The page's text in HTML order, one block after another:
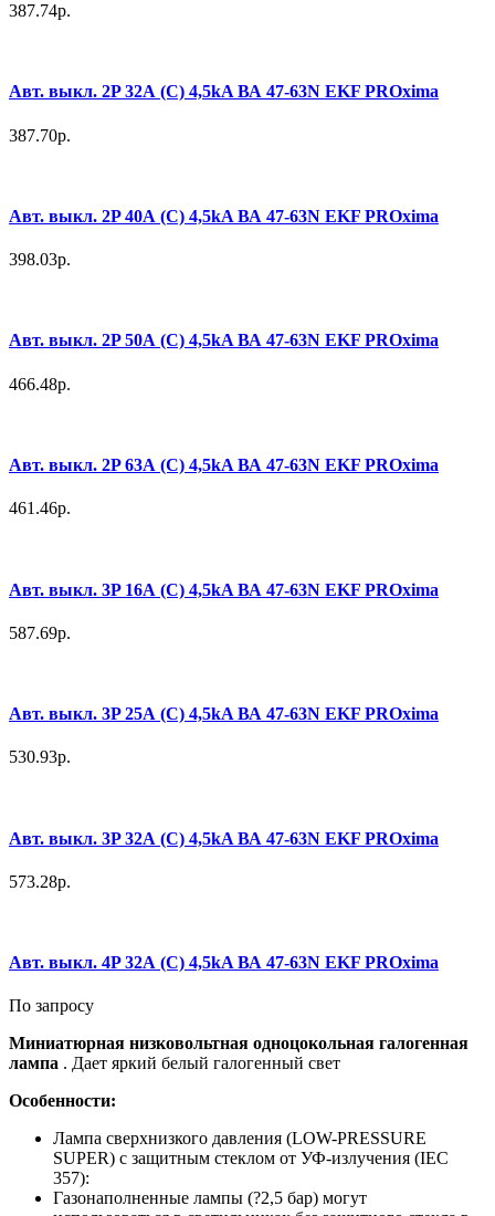
387.74р.
Авт. выкл. 2P 32А (C) 4,5kA ВА 47-63N EKF PROxima
387.70р.
Авт. выкл. 2P 40А (C) 4,5kA ВА 47-63N EKF PROxima
398.03р.
Авт. выкл. 2P 50А (C) 4,5kA ВА 47-63N EKF PROxima
466.48р.
Авт. выкл. 2P 63А (C) 4,5kA ВА 47-63N EKF PROxima
461.46р.
Авт. выкл. 3P 16А (C) 4,5kA ВА 47-63N EKF PROxima
587.69р.
Авт. выкл. 3P 25А (C) 4,5kA ВА 47-63N EKF PROxima
530.93р.
Авт. выкл. 3P 32А (C) 4,5kA ВА 47-63N EKF PROxima
573.28р.
Авт. выкл. 4P 32А (C) 4,5kA ВА 47-63N EKF PROxima
По запросу
Миниатюрная низковольтная одноцокольная галогенная
лампа . Дает яркий белый галогенный свет
Особенности:
Лампа сверхнизкого давления (LOW-PRESSURE
SUPER) с защитным стеклом от УФ-излучения (IEC
357):
Газонаполненные лампы (?2,5 бар) могут